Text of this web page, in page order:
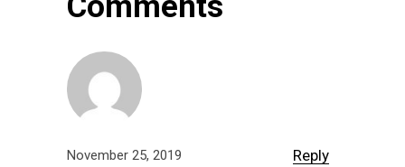
November 25, 2019 Reply